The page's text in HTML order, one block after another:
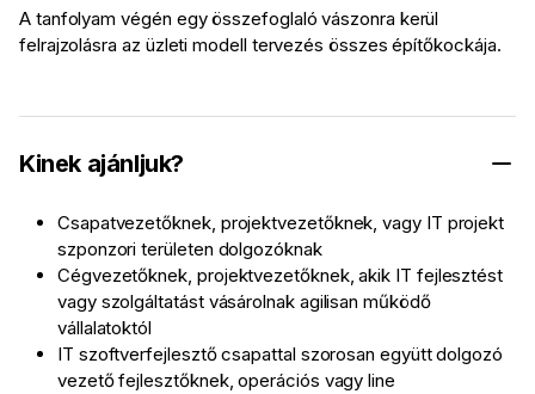
A tanfolyam végén egy összefoglaló vászonra kerül
felrajzolásra az üzleti modell tervezés összes építőkockája.
Kinek ajánljuk?
Csapatvezetőknek, projektvezetőknek, vagy IT projekt
szponzori területen dolgozóknak
Cégvezetőknek, projektvezetőknek, akik IT fejlesztést
vagy szolgáltatást vásárolnak agilisan működő
vállalatoktól
IT szoftverfejlesztő csapattal szorosan együtt dolgozó
vezető fejlesztőknek, operációs vagy line